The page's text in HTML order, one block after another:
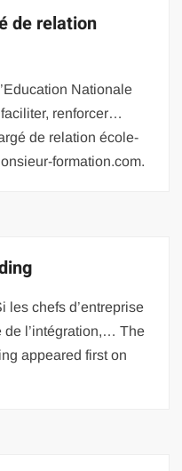
de relation
Nationale
renforcer…
de relation école-
formation.com.
les chefs d’entreprise
de l’intégration,… The
appeared first on